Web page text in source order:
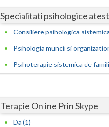
Ialomita
Iasi
Ilfov
Maramures
Mures
Specialitati psihologice
Consiliere psihologica
Psihologia muncii si
Psihoterapie sistemica de
Terapie Online Prin Skype
Da (1)